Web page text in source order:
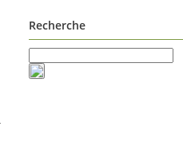
Recherche